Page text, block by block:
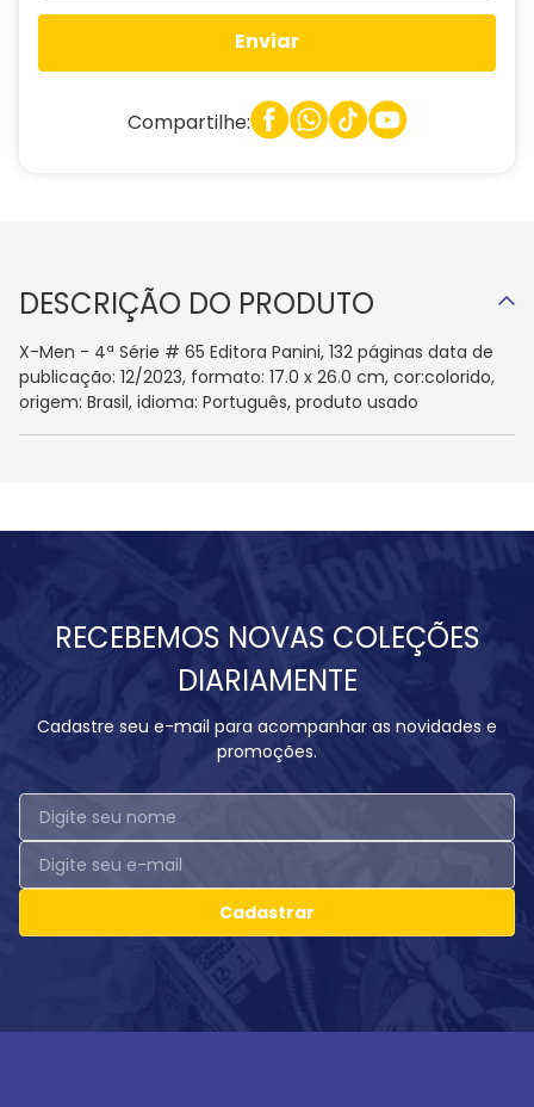
Enviar
Compartilhe:
DESCRIÇÃO DO PRODUTO
X-Men - 4ª Série # 65 Editora Panini, 132 páginas data de
publicação: 12/2023, formato: 17.0 x 26.0 cm, cor:colorido,
origem: Brasil, idioma: Português, produto usado
RECEBEMOS NOVAS COLEÇÕES
DIARIAMENTE
Cadastre seu e-mail para acompanhar as novidades e
promoções.
Cadastrar